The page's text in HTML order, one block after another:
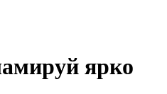
ярко